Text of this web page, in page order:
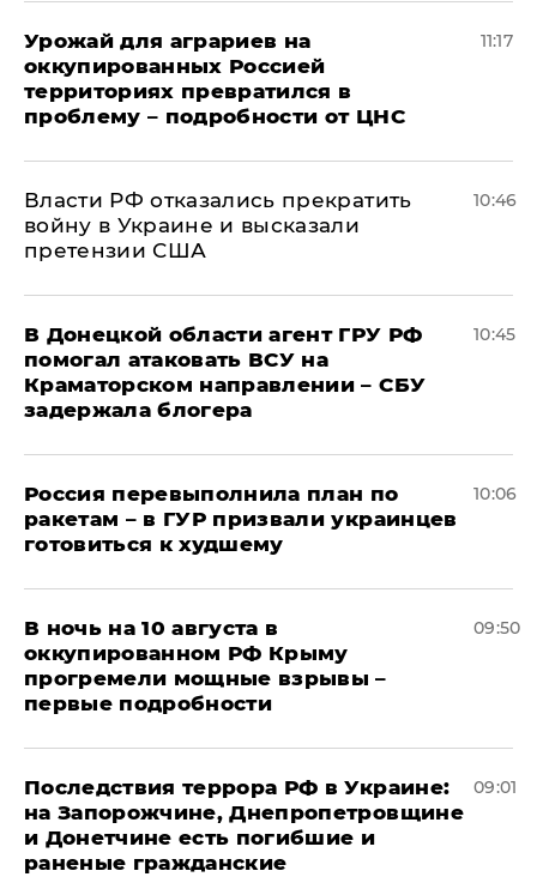
Урожай для аграриев на
оккупированных Россией
территориях превратился в
проблему – подробности от ЦНС
11:17
Власти РФ отказались прекратить
войну в Украине и высказали
претензии США
10:46
В Донецкой области агент ГРУ РФ
помогал атаковать ВСУ на
Краматорском направлении – СБУ
задержала блогера
10:45
Россия перевыполнила план по
ракетам – в ГУР призвали украинцев
готовиться к худшему
10:06
В ночь на 10 августа в
оккупированном РФ Крыму
прогремели мощные взрывы –
первые подробности
09:50
Последствия террора РФ в Украине:
на Запорожчине, Днепропетровщине
и Донетчине есть погибшие и
раненые гражданские
09:01